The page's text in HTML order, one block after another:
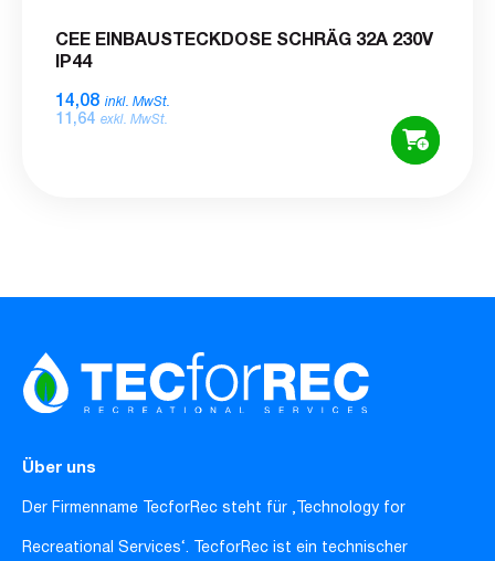
CEE EINBAUSTECKDOSE SCHRÄG 32A 230V
IP44
14,08 inkl. MwSt.
11,64 exkl. MwSt.
Über uns
Der Firmenname TecforRec steht für ‚Technology for
Recreational Services‘. TecforRec ist ein technischer